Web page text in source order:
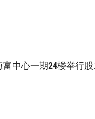
中心一期24楼举行